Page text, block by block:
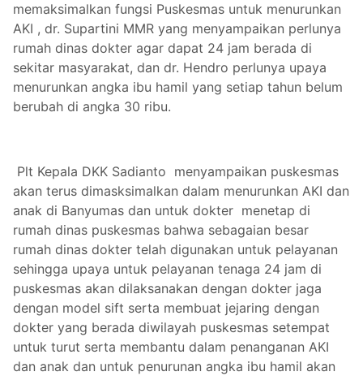
memaksimalkan fungsi Puskesmas untuk menurunkan
AKI , dr. Supartini MMR yang menyampaikan perlunya
rumah dinas dokter agar dapat 24 jam berada di
sekitar masyarakat, dan dr. Hendro perlunya upaya
menurunkan angka ibu hamil yang setiap tahun belum
berubah di angka 30 ribu.
Plt Kepala DKK Sadianto menyampaikan puskesmas
akan terus dimasksimalkan dalam menurunkan AKI dan
anak di Banyumas dan untuk dokter menetap di
rumah dinas puskesmas bahwa sebagaian besar
rumah dinas dokter telah digunakan untuk pelayanan
sehingga upaya untuk pelayanan tenaga 24 jam di
puskesmas akan dilaksanakan dengan dokter jaga
dengan model sift serta membuat jejaring dengan
dokter yang berada diwilayah puskesmas setempat
untuk turut serta membantu dalam penanganan AKI
dan anak dan untuk penurunan angka ibu hamil akan